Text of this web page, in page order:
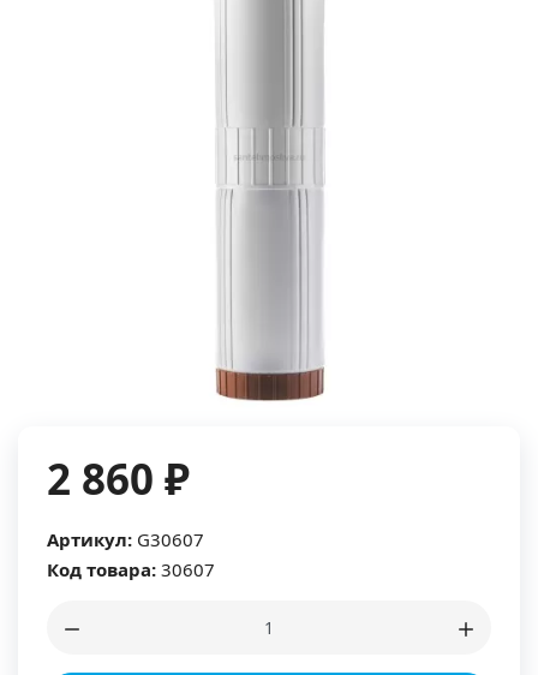
2 860 ₽
Артикул: G30607
Код товара: 30607